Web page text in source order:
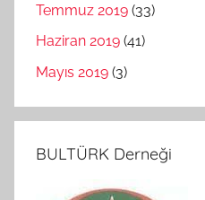
Temmuz 2019 (33)
Haziran 2019 (41)
Mayıs 2019 (3)
BULTÜRK Derneği